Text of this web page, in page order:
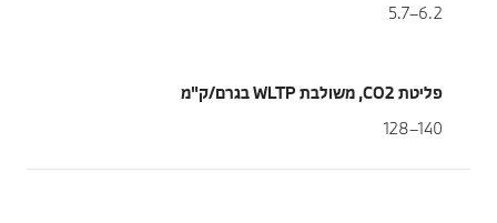
6.2–5.7
פליטת CO2, משולבת WLTP בגרם/ק"מ
140–128